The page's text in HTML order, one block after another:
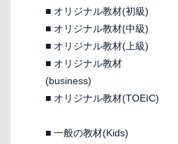
■ オリジナル教材(初級)
■ オリジナル教材(中級)
■ オリジナル教材(上級)
■ オリジナル教材
(business)
■ オリジナル教材(TOEIC)
■ 一般の教材(Kids)